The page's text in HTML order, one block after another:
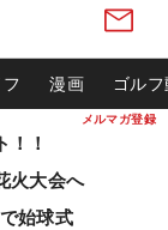
メルマガ登録
漫画 ゴル
！
火大会へ
始球式